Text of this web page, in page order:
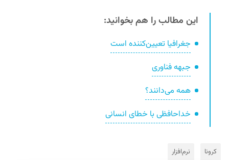
این مطالب را هم بخوانید:
جغرافیا تعیین‌کننده است
جبهه فناوری
همه می‌دانند؟
خداحافظی با خطای انسانی
کرونا نرم‌افزار